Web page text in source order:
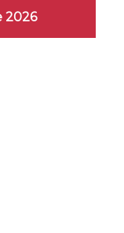
2026